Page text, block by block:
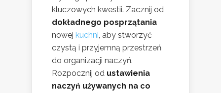
kluczowych kwestii. Zacznij od
dokładnego posprzątania
nowej kuchni, aby stworzyć
czystą i przyjemną przestrzeń
do organizacji naczyń.
Rozpocznij od ustawienia
naczyń używanych na co